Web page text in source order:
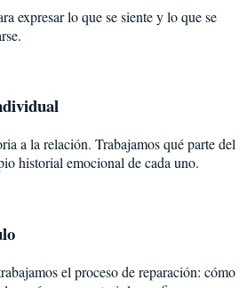
expresar lo que se siente y lo que se
a la relación. Trabajamos qué parte del
historial emocional de cada uno.
el proceso de reparación: cómo